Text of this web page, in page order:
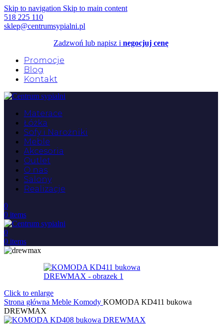
Skip to navigation Skip to main content
518 225 110
sklep@centrumsypialni.pl
Zadzwoń lub napisz i negocjuj cenę
Promocje
Blog
Kontakt
Materace
Łóżka
Sofy i Narożniki
Meble
Akcesoria
Outlet
O nas
Salony
Realizacje
0
0 items
0
0 items
Click to enlarge
Strona główna Meble Komody KOMODA KD411 bukowa
DREWMAX